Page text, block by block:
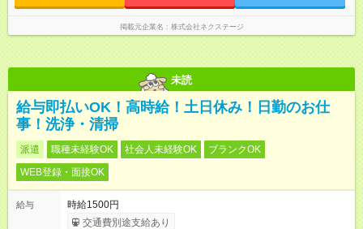
掲載元企業名 株式会社ネクステージ
未読
給与即払いOK！高時給！土日休み！日勤のお仕
事！洗浄・清掃
派遣 職種未経験OK 社会人未経験OK
ブランクOK
WEB登録・面接OK
給与
時給1500円
交通費別途支給あり